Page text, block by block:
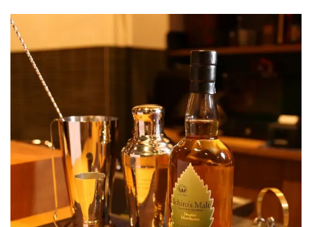
https://hasegawa.owst.jp/
お店情報をコピー
閉じる